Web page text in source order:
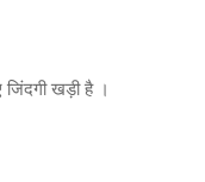
खड़ी है ।